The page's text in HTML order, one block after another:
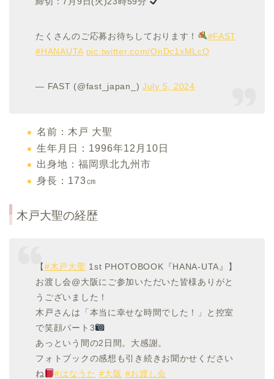
たくさんのご応募お待ちしております！
#FAST
#HANAUTA pic.twitter.com/OnDc1xMLcQ
— FAST (@fast_japan_)July 5, 2024
名前：木戸 大聖
生年月日：1996年12月10日
出身地：福岡県北九州市
身長：173㎝
木戸大聖の経歴
【#木戸大聖 1st PHOTOBOOK『HANA-UTA』】
お渡し会@大阪にご参加いただいた皆様ありがと
うございました！
木戸さんは「本当に幸せな時間でした！」と控室
で笑顔パート3
あっという間の2日間。大感謝。
フォトブックの感想も引き続きお聞かせください
ね
#はなうた #大阪 #お渡し会